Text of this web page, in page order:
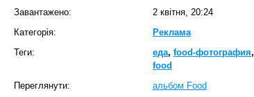
Завантажено:
2 квітня, 20:24
Категорія:
Реклама
Теги:
еда, food-фотография,
food
Переглянути:
альбом Food